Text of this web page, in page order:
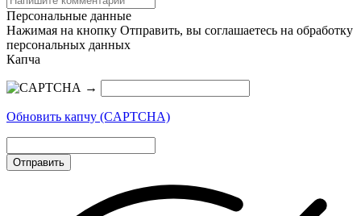
Персональные данные
Нажимая на кнопку Отправить, вы соглашаетесь на обработку
персональных данных
Капча
→
Обновить капчу (CAPTCHA)
Отправить